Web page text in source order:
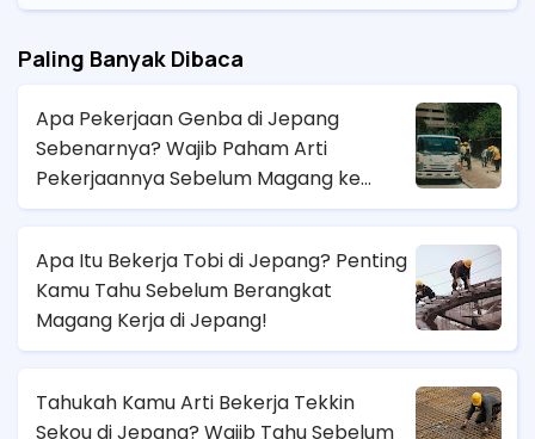
Paling Banyak Dibaca
Apa Pekerjaan Genba di Jepang
Sebenarnya? Wajib Paham Arti
Pekerjaannya Sebelum Magang ke
Sana!
Apa Itu Bekerja Tobi di Jepang? Penting
Kamu Tahu Sebelum Berangkat
Magang Kerja di Jepang!
Tahukah Kamu Arti Bekerja Tekkin
Sekou di Jepang? Wajib Tahu Sebelum